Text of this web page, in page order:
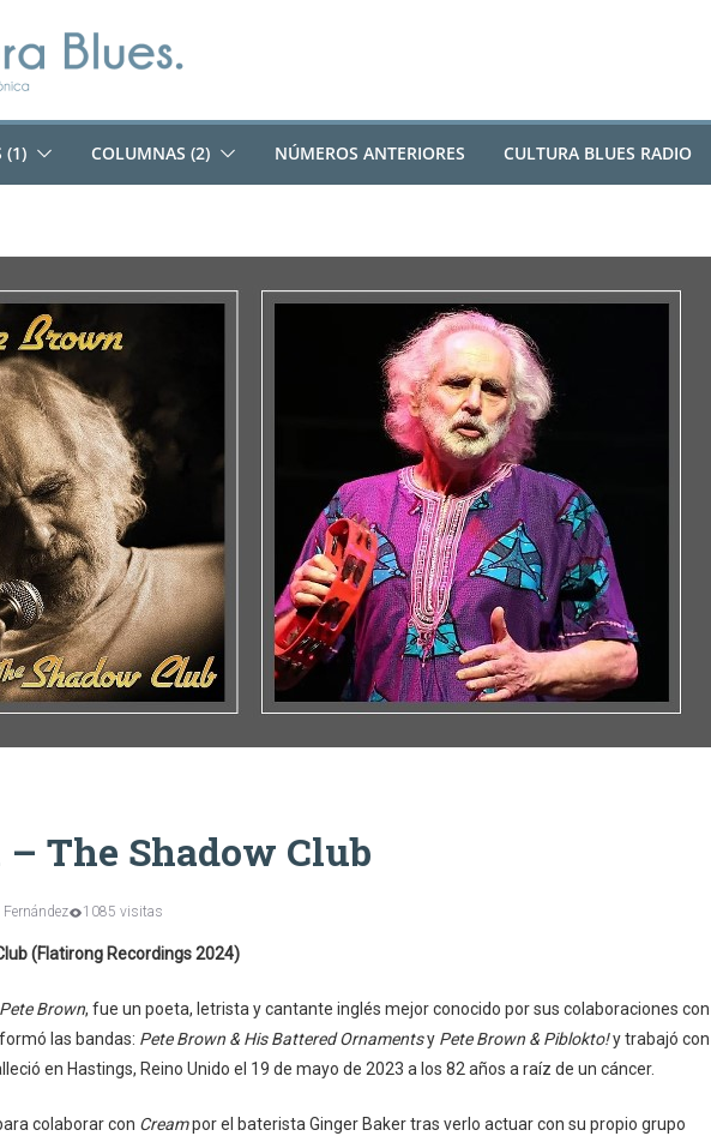
(1) COLUMNAS (2) NÚMEROS ANTERIORES CULTURA BLUES RADIO
The Shadow Club
1085 visitas
(Flatirong Recordings 2024)
Pete Brown, fue un poeta, letrista y cantante inglés mejor conocido por sus colaboraciones con
las bandas: Pete Brown & His Battered Ornamentsy Pete Brown & Piblokto!y trabajó con
en Hastings, Reino Unido el 19 de mayo de 2023 a los 82 años a raíz de un cáncer.
colaborar con Creampor el baterista Ginger Baker tras verlo actuar con su propio grupo